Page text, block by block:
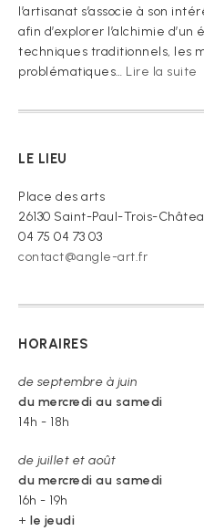
l’artisanat s’associe à son
afin d’explorer l’alchimie
techniques traditionnels, les
problématiques… Lire la suite
LE LIEU
Place des arts
26130 Saint-Paul-Trois-
04 75 04 73 03
contact@angle-art.fr
HORAIRES
de septembre à juin
du mercredi au samedi
14h - 18h
de juillet et août
du mercredi au samedi
16h - 19h
+ le jeudi